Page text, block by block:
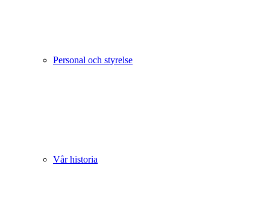
Personal och styrelse
Vår historia